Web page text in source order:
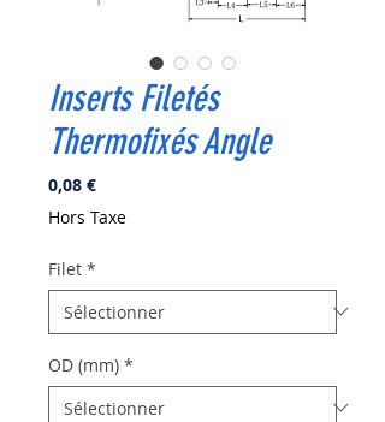
Inserts Filetés
Thermofixés Angle
0,08 €Prix
Hors Taxe
Filet *
OD (mm) *